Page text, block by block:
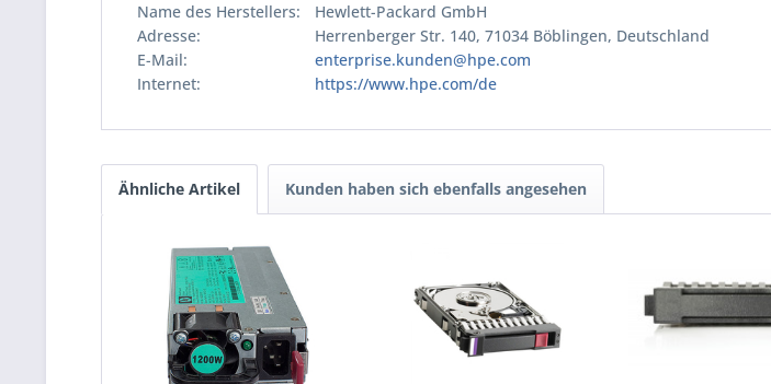
Name des Herstellers:
Hewlett-Packard GmbH
Adresse:
Herrenberger Str. 140, 71034 Böblingen, Deutschland
E-Mail:
enterprise.kunden@hpe.com
Internet:
https://www.hpe.com/de
Ähnliche Artikel Kunden haben sich ebenfalls angesehen